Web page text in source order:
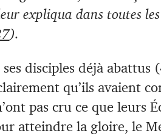
expliqua dans toutes
).
disciples déjà abattus
qu’ils avaient
pas cru ce que leurs
atteindre la gloire, le